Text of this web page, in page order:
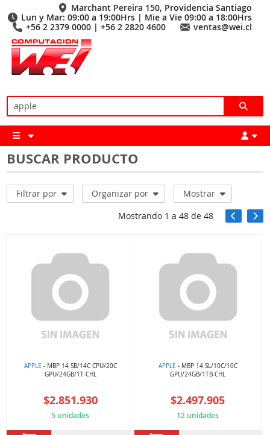
Marchant Pereira 150, Providencia Santiago
Lun y Mar: 09:00 a 19:00Hrs | Mie a Vie 09:00 a 18:00Hrs
+56 2 2379 0000 | +56 2 2820 4600
ventas@wei.cl
BUSCAR PRODUCTO
Filtrar por Organizar por
Mostrar
Mostrando 1 a 48de 48
APPLE - MBP 14 SB/14C CPU/20C
GPU/24GB/1T-CHL
$2.851.930
5 unidades
APPLE - MBP 14 SL/10C/10C
GPU/24GB/1TB-CHL
$2.497.905
12 unidades